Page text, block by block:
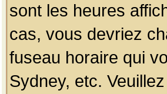
sont les heures
cas, vous devriez
fuseau horaire qui
Sydney, etc.